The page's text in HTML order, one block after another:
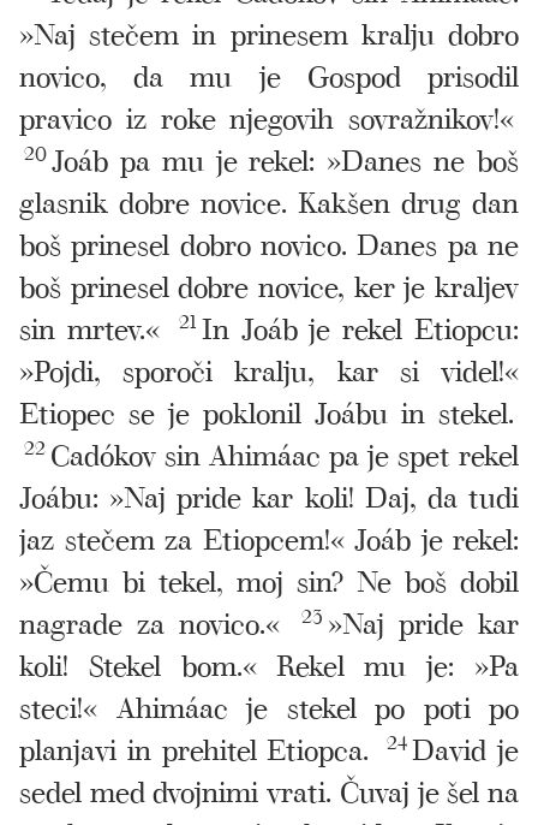
»Naj stečem in prinesem kralju dobro
novico, da mu je Gospod prisodil
pravico iz roke njegovih sovražnikov!«
20Joáb pa mu je rekel: »Danes ne boš
glasnik dobre novice. Kakšen drug dan
boš prinesel dobro novico. Danes pa ne
boš prinesel dobre novice, ker je kraljev
sin mrtev.«
21 In Joáb je rekel Etiopcu:
»Pojdi, sporoči kralju, kar si videl!«
Etiopec se je poklonil Joábu in stekel.
22 Cadókov sin Ahimáac pa je spet rekel
Joábu: »Naj pride kar koli! Daj, da tudi
jaz stečem za Etiopcem!« Joáb je rekel:
»Čemu bi tekel, moj sin? Ne boš dobil
nagrade za novico.«
23 »Naj pride kar
koli! Stekel bom.« Rekel mu je: »Pa
steci!« Ahimáac je stekel po poti po
planjavi in prehitel Etiopca.
24David je
sedel med dvojnimi vrati. Čuvaj je šel na